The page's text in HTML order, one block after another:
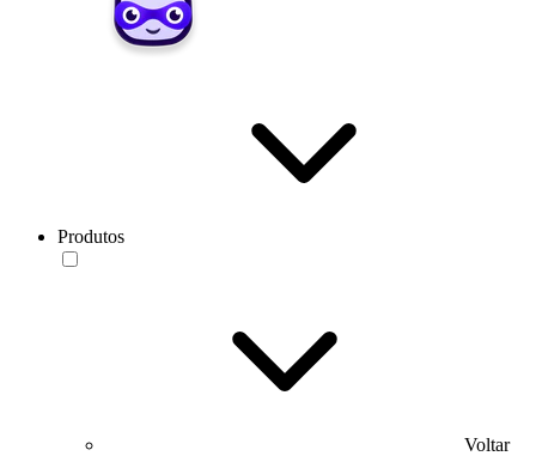
Produtos
Voltar